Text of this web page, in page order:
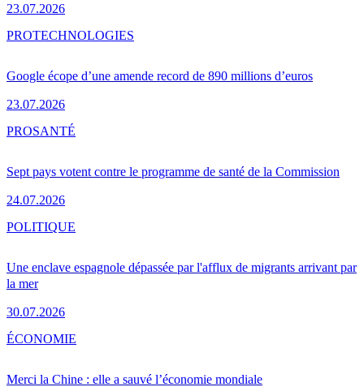
23.07.2026
Google écope d’une amende record de 890 millions d’euros
23.07.2026
PROTECHNOLOGIES
Sept pays votent contre le programme de santé de la Commission
24.07.2026
PROSANTÉ
Une enclave espagnole dépassée par l'afflux de migrants arrivant par
la mer
30.07.2026
POLITIQUE
Merci la Chine : elle a sauvé l’économie mondiale
ÉCONOMIE